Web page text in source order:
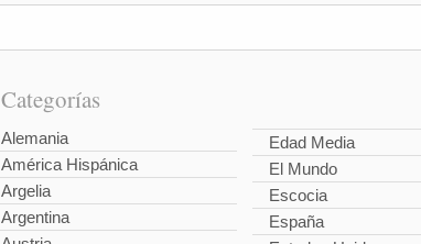
Categorías
Alemania
América Hispánica
Argelia
Argentina
Edad Media
El Mundo
Escocia
España